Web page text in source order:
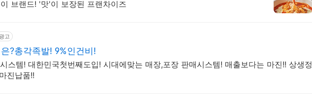
브랜드! '맛'이 보장된 프랜차이즈
광고
?총각족발! 9%인건비!
스템! 대한민국첫번째도입! 시대에맞는 매장,포장 판매시스템! 매출보다는 마진!! 상생정
진납품!!